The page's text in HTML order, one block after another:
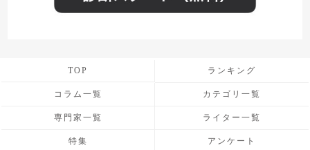
TOP ランキング
コラム一覧 カテゴリ一覧
専門家一覧 ライター一覧
特集 アンケート